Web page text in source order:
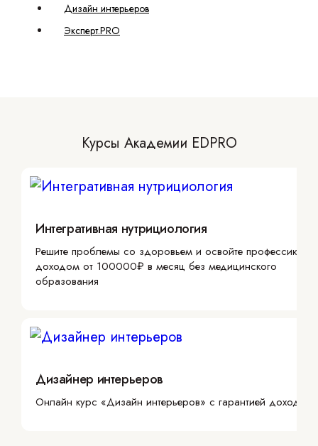
Дизайн интерьеров
Эксперт.PRO
Курсы Академии EDPRO
Интегративная нутрициология
Решите проблемы со здоровьем и освойте профессию с
доходом от 100000₽ в месяц без медицинского
образования
Дизайнер интерьеров
Онлайн курс «Дизайн интерьеров» с гарантией дохода